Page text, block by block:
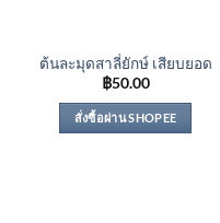
ต้นละมุดสาลี่ยักษ์ เสียบยอด
฿50.00
สั่งซื้อผ่าน SHOPEE